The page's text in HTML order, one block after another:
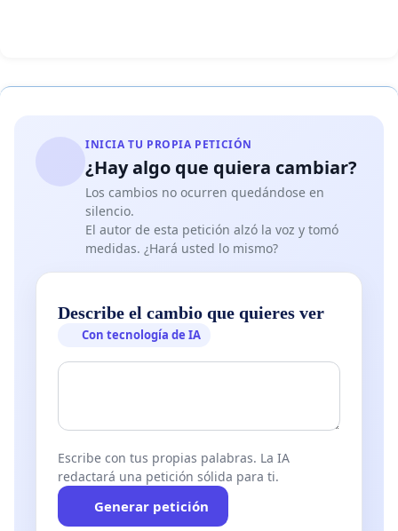
INICIA TU PROPIA PETICIÓN
¿Hay algo que quiera cambiar?
Los cambios no ocurren quedándose en
silencio.
El autor de esta petición alzó la voz y tomó
medidas. ¿Hará usted lo mismo?
Describe el cambio que quieres ver
Con tecnología de IA
Escribe con tus propias palabras. La IA
redactará una petición sólida para ti.
Generar petición